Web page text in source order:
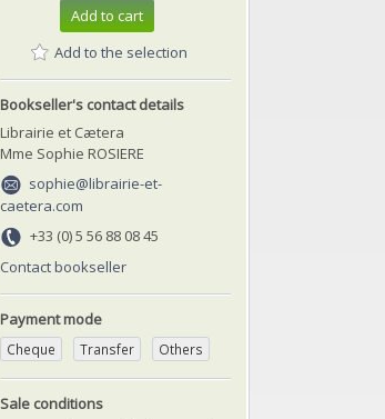
Add to cart
Add to the selection
Bookseller's contact details
Librairie et Cætera
Mme Sophie ROSIERE
sophie@librairie-et-
caetera.com
+33 (0) 5 56 88 08 45
Contact bookseller
Payment mode
Cheque Transfer Others
Sale conditions